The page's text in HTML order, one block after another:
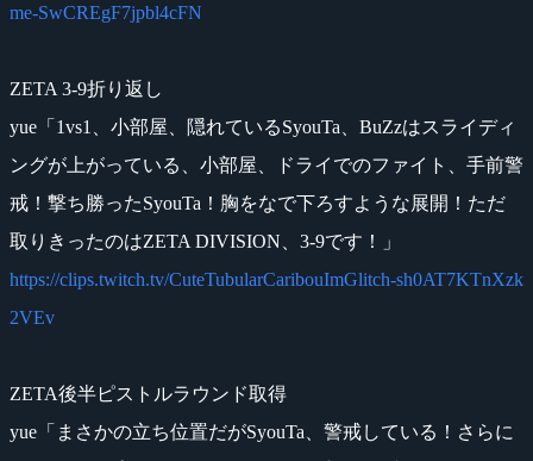
me-SwCREgF7jpbl4cFN
ZETA 3-9折り返し
yue「1vs1、小部屋、隠れているSyouTa、BuZzはスライディ
ングが上がっている、小部屋、ドライでのファイト、手前警
戒！撃ち勝ったSyouTa！胸をなで下ろすような展開！ただ
取りきったのはZETA DIVISION、3-9です！」
https://clips.twitch.tv/CuteTubularCaribouImGlitch-sh0AT7KTnXzk
2VEv
ZETA後半ピストルラウンド取得
yue「まさかの立ち位置だがSyouTa、警戒している！さらに